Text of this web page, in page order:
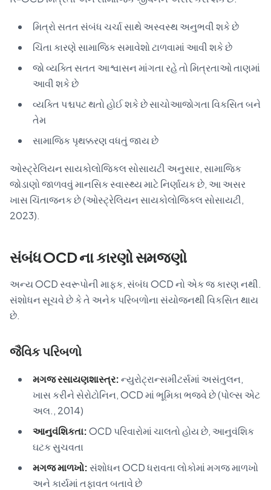
મિત્રો સતત સંબંધ ચર્ચા સાથે અસ્વસ્થ અનુભવી શકે છે
ચિંતા કારણે સામાજિક સમાવેશો ટાળવામાં આવી શકે છે
જો વ્યક્તિ સતત આશ્વાસન માંગતા રહે તો મિત્રતાઓ તાણમાં
આવી શકે છે
વ્યક્તિ પશ્ચપટ થતો હોઈ શકે છે સાચોઆજોગતા વિકસિત બને
તેમ
સામાજિક પૃથક્કરણ વધતું જાય છે
ઓસ્ટ્રેલિયન સાયકોલોજિકલ સોસાયટી અનુસાર, સામાજિક
જોડાણો જાળવવું માનસિક સ્વાસ્થ્ય માટે નિર્ણાયક છે, આ અસર
ખાસ ચિંતાજનક છે (ઓસ્ટ્રેલિયન સાયકોલોજિકલ સોસાયટી,
2023).
સંબંધ OCD ના કારણો સમજણો
અન્ય OCD સ્વરૂપોની માફક, સંબંધ OCD નો એક જ કારણ નથી.
સંશોધન સૂચવે છે કે તે અનેક પરિબળોના સંયોજનથી વિકસિત થાય
છે.
જૈવિક પરિબળો
મગજ રસાયણશાસ્ત્ર:ન્યુરોટ્રાન્સમીટર્સમાં અસંતુલન,
ખાસ કરીને સેરોટોનિન, OCD માં ભૂમિકા ભજવે છે (પોલ્સ એટ
અલ., 2014)
આનુવંશિકતા:OCD પરિવારોમાં ચાલતો હોય છે, આનુવંશિક
ઘટક સુચવતા
મગજ માળખો:સંશોધન OCD ધરાવતા લોકોમાં મગજ માળખો
અને કાર્યમાં તફાવત બતાવે છે